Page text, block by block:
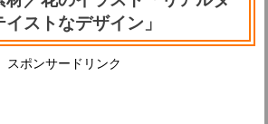
ストなデザイン」
スポンサードリンク